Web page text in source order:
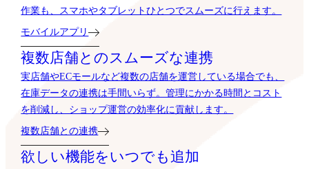
作業も、スマホやタブレットひとつでスムーズに行えます。
モバイルアプリ
複数店舗とのスムーズな連携
実店舗やECモールなど複数の店舗を運営している場合でも、
在庫データの連携は手間いらず。管理にかかる時間とコスト
を削減し、ショップ運営の効率化に貢献します。
複数店舗との連携
欲しい機能をいつでも追加